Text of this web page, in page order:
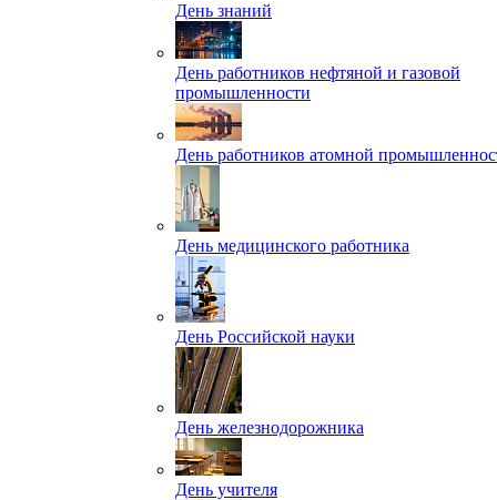
День знаний
День работников нефтяной и газовой
промышленности
День работников атомной
День медицинского работника
День Российской науки
День железнодорожника
День учителя